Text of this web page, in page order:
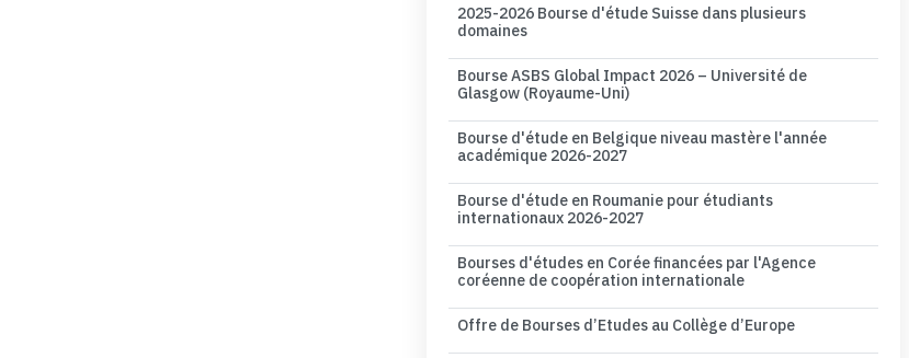
2025-2026 Bourse d'étude Suisse dans plusieurs
domaines
Bourse ASBS Global Impact 2026 – Université de
Glasgow (Royaume-Uni)
Bourse d'étude en Belgique niveau mastère l'année
académique 2026-2027
Bourse d'étude en Roumanie pour étudiants
internationaux 2026-2027
Bourses d'études en Corée financées par l'Agence
coréenne de coopération internationale
Offre de Bourses d’Etudes au Collège d’Europe